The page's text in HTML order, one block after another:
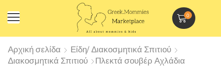
0
Αρχική σελίδα
Είδη/ Διακοσμητικά Σπιτιού
Διακοσμητικά Σπιτιού
Πλεκτά σουβέρ Αχλάδια